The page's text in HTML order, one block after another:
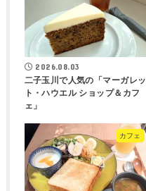
2026.08.03
二子玉川で人気の「マーガレッ
ト・ハウエル ショップ＆カフ
ェ」
カフェ